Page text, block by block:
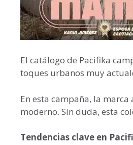
El catálogo de Pacifika
toques urbanos muy
En esta campaña, la
moderno. Sin duda, esta
Tendencias clave en